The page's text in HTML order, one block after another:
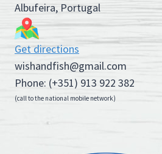
Albufeira, Portugal
Get directions
wishandfish@gmail.com
Phone: (+351) 913 922 382
(call to the national mobile network)